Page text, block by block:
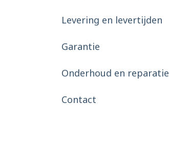
Levering en levertijden
Garantie
Onderhoud en reparatie
Contact